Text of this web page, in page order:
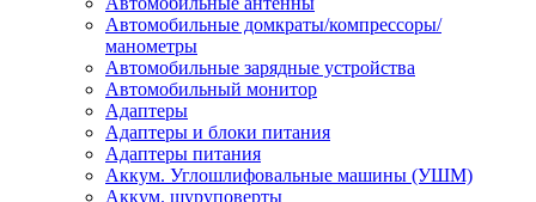
Автомобильные домкраты/компрессоры/
манометры
Автомобильные зарядные устройства
Автомобильный монитор
Адаптеры
Адаптеры и блоки питания
Адаптеры питания
Аккум. Углошлифовальные машины (УШМ)
Аккум. шуруповерты